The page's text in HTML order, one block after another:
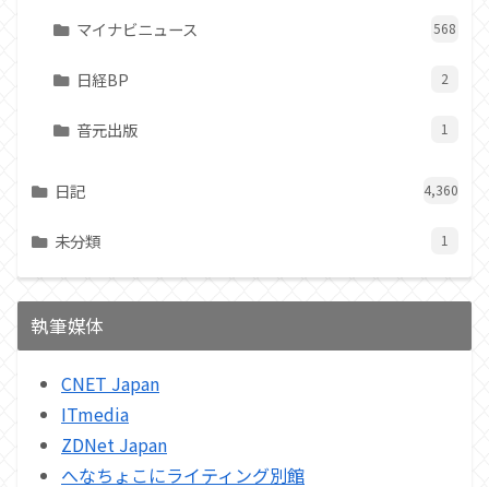
マイナビニュース 568
日経BP 2
音元出版 1
日記 4,360
未分類 1
執筆媒体
CNET Japan
ITmedia
ZDNet Japan
へなちょこにライティング別館